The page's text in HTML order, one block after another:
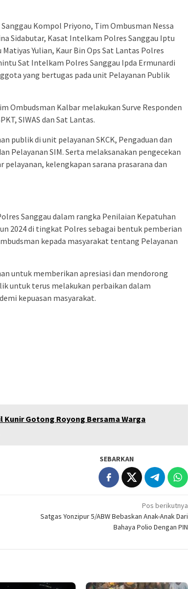
Kompol Priyono, Tim Ombusman Nessa
Sidabutar, Kasat Intelkam Polres Sanggau Iptu
Yulian, Kaur Bin Ops Sat Lantas Polres
Sat Intelkam Polres Sanggau Ipda Ermunardi
yang bertugas pada unit Pelayanan Publik
Ombudsman Kalbar melakukan Surve Responden
SIWAS dan Sat Lantas.
publik di unit pelayanan SKCK, Pengaduan dan
Pelayanan SIM. Serta melaksanakan pengecekan
kelengkapan sarana prasarana dan
Sanggau dalam rangka Penilaian Kepatuhan
2024 di tingkat Polres sebagai bentuk pemberian
kepada masyarakat tentang Pelayanan
untuk memberikan apresiasi dan mendorong
untuk terus melakukan perbaikan dalam
kepuasan masyarakat.
Gotong Royong Bersama Warga
SEBARKAN
Pos berikutnya
Satgas Yonzipur 5/ABW Bebaskan Anak-Anak Dari
Bahaya Polio Dengan PIN